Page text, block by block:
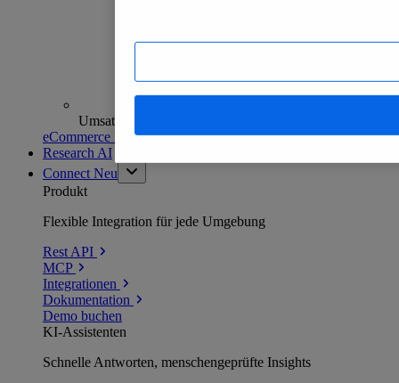
Umsatzanalysen und -prognosen
eCommerce Insights entdecken
Research AI
Connect Neu
Produkt
Flexible Integration für jede Umgebung
Rest API
MCP
Integrationen
Dokumentation
Demo buchen
KI-Assistenten
Schnelle Antworten, menschengeprüfte Insights